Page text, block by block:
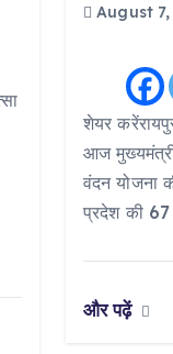
August 7,
शेयर
आज मुख्यमंत्री
वंदन योजना
प्रदेश की
और पढ़ें